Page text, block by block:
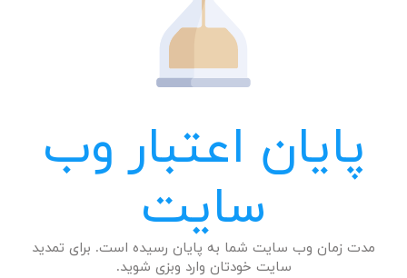
پایان اعتبار وب
سایت
مدت زمان وب سایت شما به پایان رسیده است. برای تمدید
سایت خودتان وارد وبزی شوید.